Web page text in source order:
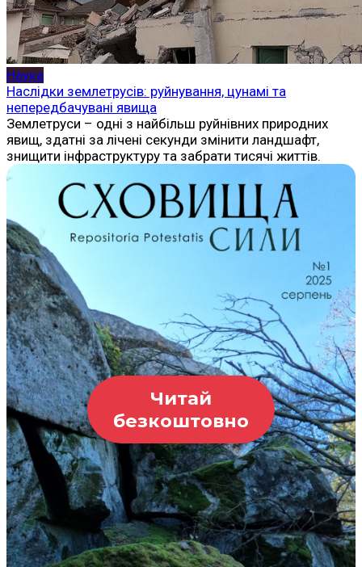
Наука
Наслідки землетрусів: руйнування, цунамі та
непередбачувані явища
Землетруси – одні з найбільш руйнівних природних
явищ, здатні за лічені секунди змінити ландшафт,
знищити інфраструктуру та забрати тисячі життів.
Читай
безкоштовно